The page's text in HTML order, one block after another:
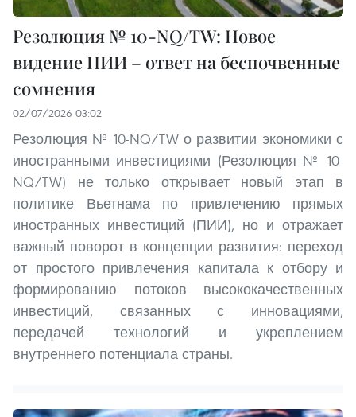
Резолюция № 10-NQ/TW: Новое
видение ПИИ – ответ на беспочвенные
сомнения
02/07/2026 03:02
Резолюция № 10-NQ/TW о развитии экономики с
иностранными инвестициями (Резолюция № 10-
NQ/TW) не только открывает новый этап в
политике Вьетнама по привлечению прямых
иностранных инвестиций (ПИИ), но и отражает
важный поворот в концепции развития: переход
от простого привлечения капитала к отбору и
формированию потоков высококачественных
инвестиций, связанных с инновациями,
передачей технологий и укреплением
внутреннего потенциала страны.